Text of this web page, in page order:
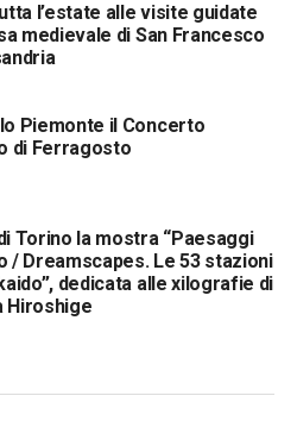
l’estate alle visite guidate
medievale di San Francesco
Piemonte il Concerto
di Ferragosto
Torino la mostra “Paesaggi
/ Dreamscapes. Le 53 stazioni
dedicata alle xilografie di
Hiroshige